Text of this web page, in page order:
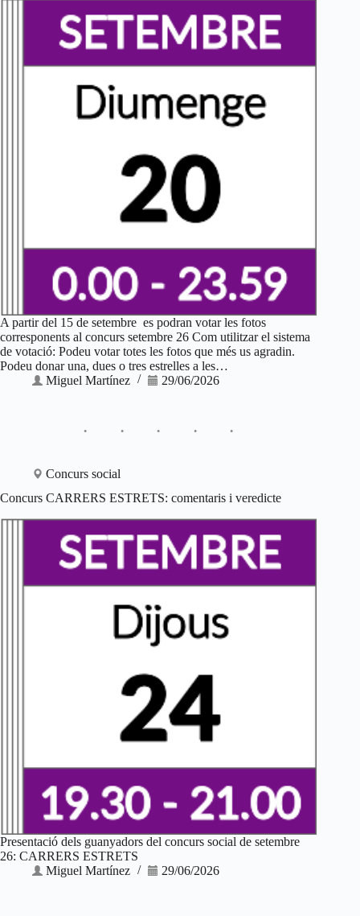
A partir del 15 de setembre es podran votar les fotos
corresponents al concurs setembre 26 Com utilitzar el sistema
de votació: Podeu votar totes les fotos que més us agradin.
Podeu donar una, dues o tres estrelles a les…
Miguel Martínez
29/06/2026
Concurs social
Concurs CARRERS ESTRETS: comentaris i veredicte
Presentació dels guanyadors del concurs social de setembre
26: CARRERS ESTRETS
Miguel Martínez
29/06/2026